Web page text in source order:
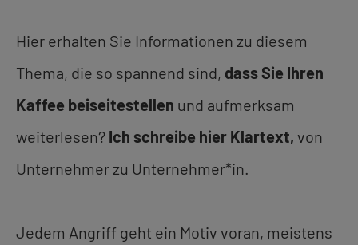
Hier erhalten Sie Informationen zu diesem
Thema, die so spannend sind, dass Sie Ihren
Kaffee beiseitestellen und aufmerksam
weiterlesen? Ich schreibe hier Klartext, von
Unternehmer zu Unternehmer*in.
Jedem Angriff geht ein Motiv voran, meistens